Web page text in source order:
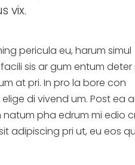
vix.
pericula eu, harum simul
sis ar gum entum deter
at pri. In pro la bore con
di vivend um. Post ea
natum pha edrum mi edio
adipiscing pri ut, eu eos qu